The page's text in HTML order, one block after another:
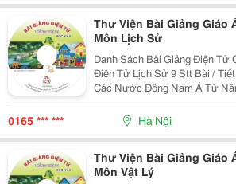
Thư Viện Bài Giảng Giáo
Môn Lịch Sử
Danh Sách Bài Giảng Điện Tử
Điện Tử Lịch Sử 9 Stt Bài / Tiết Nội Dung 1 1 Liên Xô Và
Các Nước Đông Nam Á Từ
Năm 70 Của Thế Kỷ Xx 2 2
Nam Á Từ Giữa Năm 70 Đến
0165 *** *** Hà Nội
Thư Viện Bài Giảng Giáo
Môn Vật Lý